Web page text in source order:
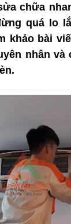
chữa
quá lo
khảo bài
nhân và